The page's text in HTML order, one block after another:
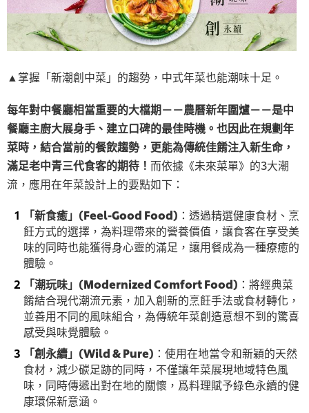
▲掌握「新潮創中菜」的趨勢，中式年菜也能潮味十足。
每年對中餐廳相當重要的大檔期－－農曆新年圍爐－－是中
餐廳主廚大展身手、建立口碑的最佳時機。也因此在規劃年
菜時，結合當前的餐飲趨勢，更能為傳統佳餚注入新生命，
滿足老中青三代食客的期待！ 而依據《未來菜單》的3大潮
流，應用在年菜設計上的要點如下：
「新食癒」(Feel-Good Food) ：透過精選健康食材、烹
飪方式的選擇，為料理帶來的營養價值，讓食客在享受美
味的同時也能獲得身心靈的滿足，讓用餐成為一種療癒的
體驗。
「潮玩味」(Modernized Comfort Food) ：將經典菜
餚結合現代潮流元素，加入創新的烹飪手法或食材轉化，
並善用不同的風味組合，為傳統年菜創造意想不到的驚喜
感受與味覺體驗。
「創永續」(Wild & Pure) ：使用在地當令和新穎的天然
食材，減少碳足跡的同時，不僅讓年菜展現地域特色風
味，同時傳遞出對在地的關懷，爲料理賦予綠色永續的健
康環保新意涵。